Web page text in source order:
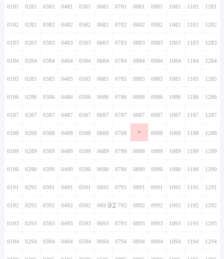
0181 0281 0381 0481 0581 0681 0781 0881 0981 1081 1181 1281
0182 0282 0382 0482 0582 0682 0782 0882 0982 1082 1182 1282
0183 0283 0383 0483 0583 0683 0783 0883 0983 1083 1183 1283
0184 0284 0384 0484 0584 0684 0784 0884 0984 1084 1184 1284
0185 0285 0385 0485 0585 0685 0785 0885 0985 1085 1185 1285
0186 0286 0386 0486 0586 0686 0786 0886 0986 1086 1186 1286
0187 0287 0387 0487 0587 0687 0787 0887 0987 1087 1187 1287
0188 0288 0388 0488 0588 0688 0788 0888
· 0988 1088 1188 1288
0189 0289 0389 0489 0589 0689 0789 0889 0989 1089 1189 1289
0190 0290 0390 0490 0590 0690 0790 0890 0990 1090 1190 1290
0191 0291 0391 0491 0591 0691 0791 0891 0991 1091 1191 1291
0192 0292 0392 0492 0592 0692920792 0892 0992 1092 1192 1292
0193 0293 0393 0493 0593 0693 0793 0893 0993 1093 1193 1293
0194 0294 0394 0494 0594 0694 0794 0894 0994 1094 1194 1294